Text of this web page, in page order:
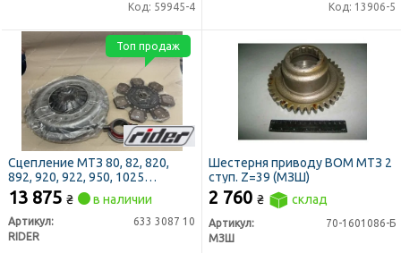
Код: 59945-4 Код: 13906-5
Сцепление МТЗ 80, 82, 820,
892, 920, 922, 950, 1025
лепестковое (аналог Luk)
(RIDER)
13 875 ₴ в наличии
Артикул:
633 3087 10
RIDER
Топ продаж
Шестерня приводу ВОМ МТЗ 2
ступ. Z=39 (МЗШ)
2 760 ₴ склад
Артикул:
70-1601086-Б
МЗШ